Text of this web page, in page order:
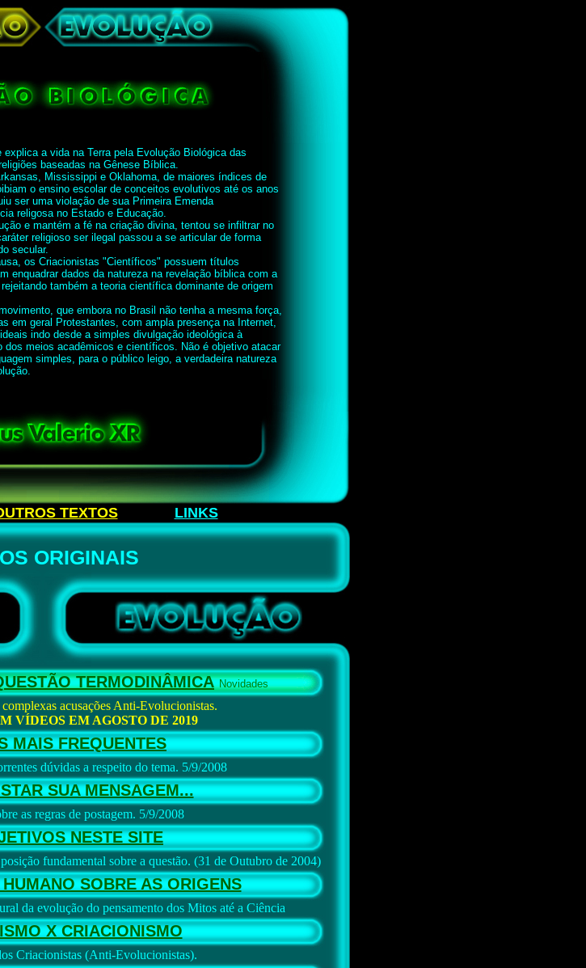
a vida na Terra pela Evolução Biológica das
baseadas na Gênese Bíblica.
Mississippi e Oklahoma, de maiores índices de
o ensino escolar de conceitos evolutivos até os anos
ser uma violação de sua Primeira Emenda
religosa no Estado e Educação.
e mantém a fé na criação divina, tentou se infiltrar no
religioso ser ilegal passou a se articular de forma
secular.
os Criacionistas "Científicos" possuem títulos
enquadrar dados da natureza na revelação bíblica com a
também a teoria científica dominante de origem
que embora no Brasil não tenha a mesma força,
em geral Protestantes, com ampla presença na Internet,
indo desde a simples divulgação ideológica à
dos meios acadêmicos e científicos. Não é objetivo atacar
simples, para o público leigo, a verdadeira natureza
TEXTOS LINKS
ORIGINAIS
TERMODINÂMICA Novidades
acusações Anti-Evolucionistas.
VÍDEOS EM AGOSTO DE 2019
MAIS FREQUENTES
dúvidas a respeito do tema. 5/9/2008
SUA MENSAGEM...
as regras de postagem. 5/9/2008
NESTE SITE
fundamental sobre a questão. (31 de Outubro de 2004)
SOBRE AS ORIGENS
da evolução do pensamento dos Mitos até a Ciência
X CRIACIONISMO
Criacionistas (Anti-Evolucionistas).